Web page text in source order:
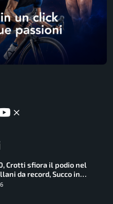
Crotti sfiora il podio nel
da record, Succo in